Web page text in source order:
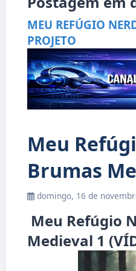
MEU REFÚGIO
PROJETO
Meu
Brumas
domingo, 16 de
Meu Refúgio
Medieval 1